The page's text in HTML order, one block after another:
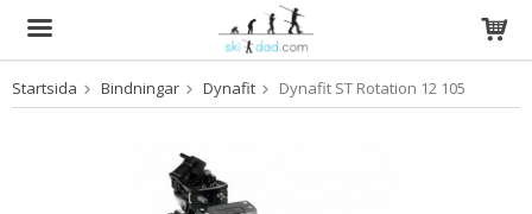
Produkten har blivit tillagd i varukorgen
Startsida Bindningar Dynafit Dynafit ST Rotation 12 105